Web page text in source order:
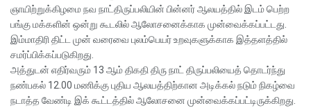
ஞாயிற்றுக்கிழமை நவ நாட்திருப்பலியின் பின்னர் ஆலயத்தில் இடம் பெற்ற
பங்கு மக்களின் ஒன்று கூடலில் ஆலோசனைக்காக முன்வைக்கப்பட்டது.
இம்மாதிரி திட்ட முன் வரைவை புலம்பெயர் உறவுகளுக்காக இத்தளத்தில்
சமர்ப்பிக்கப்படுகிறது.
அத்துடன் எதிர்வரும் 13 ஆம் திகதி திரு நாட் திருப்பலியைத் தொடர்ந்து
நண்பகல் 12.00 மணிக்கு புதிய ஆலயத்திற்கான அடிக்கல் நடும் நிகழ்வை
நடாத்த வேண்டி இக் கூட்டத்தில் ஆலோசனை முன்வைக்கப்பட்டிருக்கிறது.